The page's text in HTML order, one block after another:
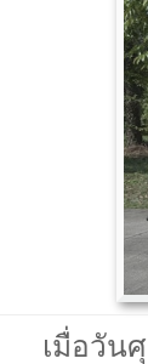
เมื่อวัน